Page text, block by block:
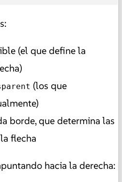
(el que define la
(los que
borde, que determina las
flecha
hacia la derecha: